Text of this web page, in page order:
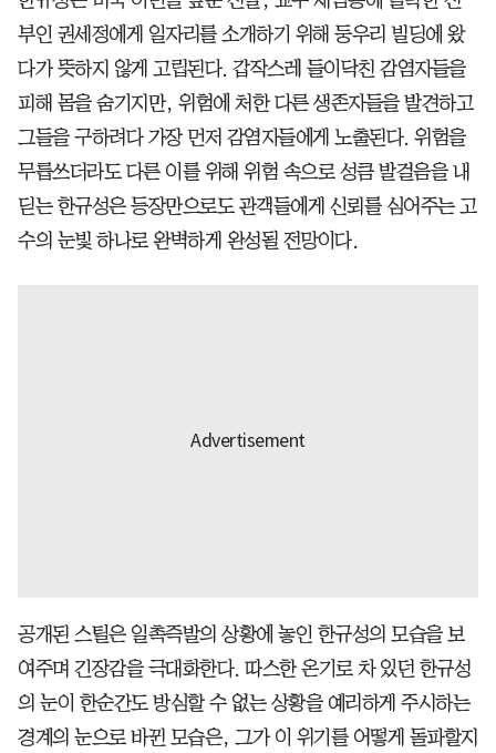
부인 권세정에게 일자리를 소개하기 위해 둥우리 빌딩에 왔
다가 뜻하지 않게 고립된다. 갑작스레 들이닥친 감염자들을
피해 몸을 숨기지만, 위험에 처한 다른 생존자들을 발견하고
그들을 구하려다 가장 먼저 감염자들에게 노출된다. 위험을
무릅쓰더라도 다른 이를 위해 위험 속으로 성큼 발걸음을 내
딛는 한규성은 등장만으로도 관객들에게 신뢰를 심어주는 고
수의 눈빛 하나로 완벽하게 완성될 전망이다.
공개된 스틸은 일촉즉발의 상황에 놓인 한규성의 모습을 보
여주며 긴장감을 극대화한다. 따스한 온기로 차 있던 한규성
의 눈이 한순간도 방심할 수 없는 상황을 예리하게 주시하는
경계의 눈으로 바뀐 모습은, 그가 이 위기를 어떻게 돌파할지